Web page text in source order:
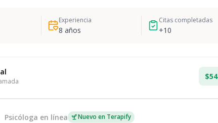
Experiencia
8 años
Citas completadas
+10
Psicóloga en línea Nuevo en Terapify